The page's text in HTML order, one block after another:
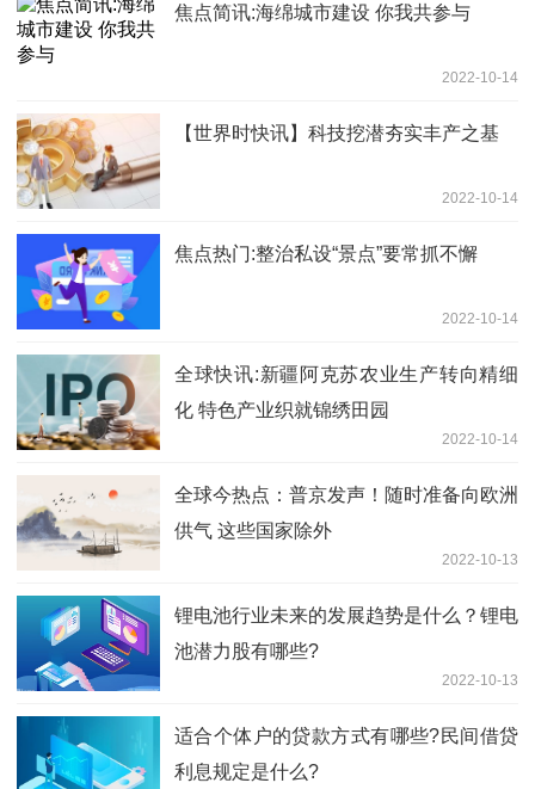
焦点简讯:海绵城市建设 你我共参与
2022-10-14
【世界时快讯】科技挖潜夯实丰产之基
2022-10-14
焦点热门:整治私设“景点”要常抓不懈
2022-10-14
全球快讯:新疆阿克苏农业生产转向精细
化 特色产业织就锦绣田园
2022-10-14
全球今热点：普京发声！随时准备向欧洲
供气 这些国家除外
2022-10-13
锂电池行业未来的发展趋势是什么？锂电
池潜力股有哪些?
2022-10-13
适合个体户的贷款方式有哪些?民间借贷
利息规定是什么?